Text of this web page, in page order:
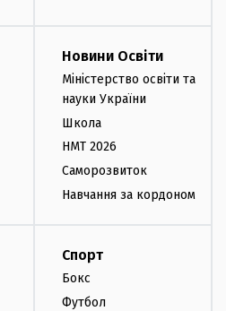
Новини Освіти
Міністерство освіти та
науки України
Школа
НМТ 2026
Саморозвиток
Навчання за кордоном
Спорт
Бокс
Футбол